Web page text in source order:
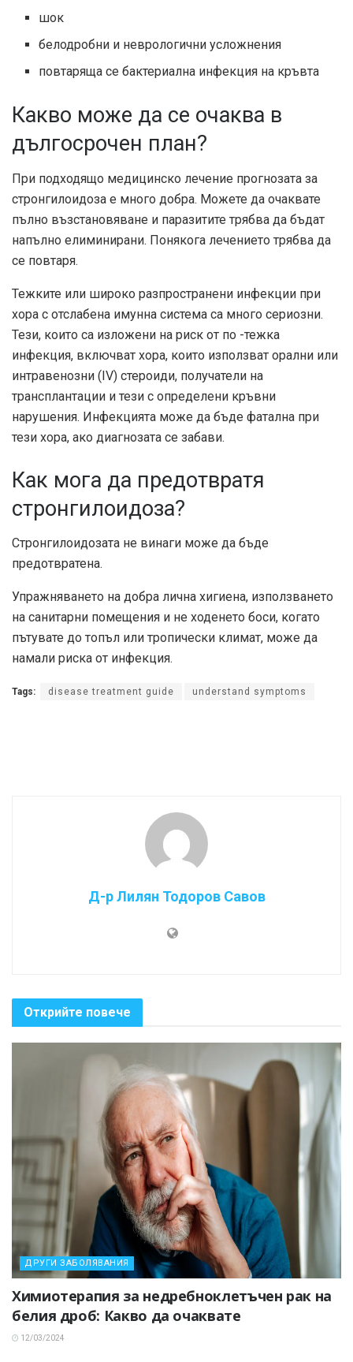
шок
белодробни и неврологични усложнения
повтаряща се бактериална инфекция на кръвта
Какво може да се очаква в
дългосрочен план?
При подходящо медицинско лечение прогнозата за
стронгилоидоза е много добра. Можете да очаквате
пълно възстановяване и паразитите трябва да бъдат
напълно елиминирани. Понякога лечението трябва да
се повтаря.
Тежките или широко разпространени инфекции при
хора с отслабена имунна система са много сериозни.
Тези, които са изложени на риск от по -тежка
инфекция, включват хора, които използват орални или
интравенозни (IV) стероиди, получатели на
трансплантации и тези с определени кръвни
нарушения. Инфекцията може да бъде фатална при
тези хора, ако диагнозата се забави.
Как мога да предотвратя
стронгилоидоза?
Стронгилоидозата не винаги може да бъде
предотвратена.
Упражняването на добра лична хигиена, използването
на санитарни помещения и не ходенето боси, когато
пътувате до топъл или тропически климат, може да
намали риска от инфекция.
Tags: disease treatment guide understand symptoms
Д-р Лилян Тодоров Савов
Открийте повече
ДРУГИ ЗАБОЛЯВАНИЯ
Химиотерапия за недребноклетъчен рак на
белия дроб: Какво да очаквате
12/03/2024